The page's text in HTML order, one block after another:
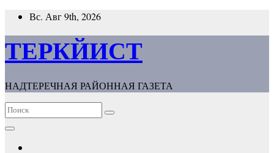
Перейти
содержимому
Вс. Авг 9th, 2026
ТЕРКЙИСТ
НАДТЕРЕЧНАЯ РАЙОННАЯ ГАЗЕТА